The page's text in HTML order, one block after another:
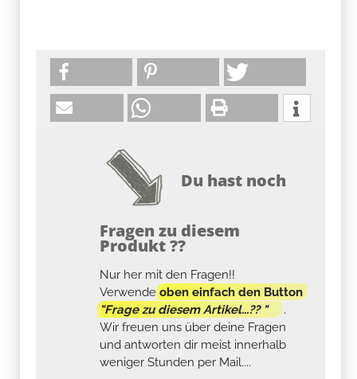
Du hast noch
Fragen zu diesem
Produkt ??
Nur her mit den Fragen!!
Verwendeoben einfach den Button
"Frage zu diesem Artikel...?? "
.
Wir freuen uns über deine Fragen
und antworten dir meist innerhalb
weniger Stunden per Mail....